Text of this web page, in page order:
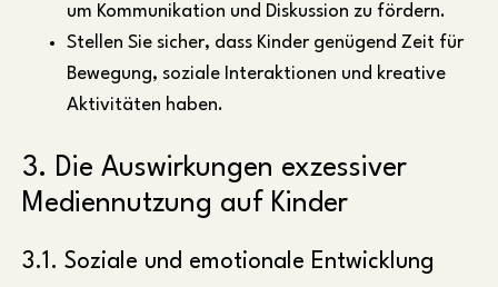
um Kommunikation und Diskussion zu fördern.
Stellen Sie sicher, dass Kinder genügend Zeit für
Bewegung, soziale Interaktionen und kreative
Aktivitäten haben.
3. Die Auswirkungen exzessiver
Mediennutzung auf Kinder
3.1. Soziale und emotionale Entwicklung